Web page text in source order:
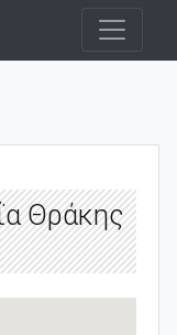
Θράκης